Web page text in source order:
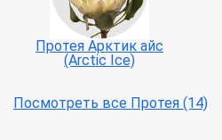
Протея Арктик айс
(Arctic Ice)
Посмотреть все Протея (14)